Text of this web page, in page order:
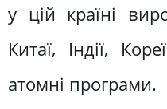
у цій країні
Китаї, Індії,
атомні програми.